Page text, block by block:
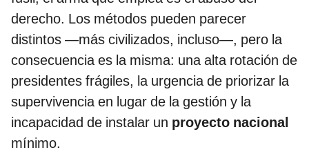
derecho. Los métodos pueden parecer
distintos —más civilizados, incluso—, pero la
consecuencia es la misma: una alta rotación de
presidentes frágiles, la urgencia de priorizar la
supervivencia en lugar de la gestión y la
incapacidad de instalar un proyecto nacional
mínimo.